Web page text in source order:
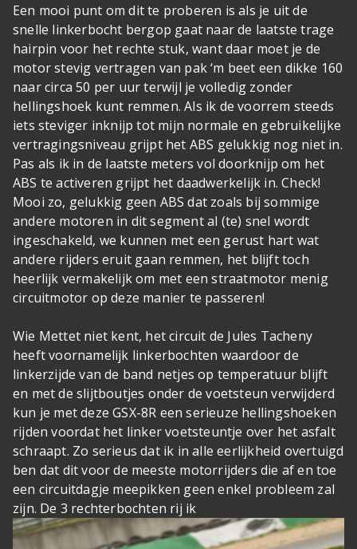
Een mooi punt om dit te proberen is als je uit de
snelle linkerbocht bergop gaat naar de laatste trage
hairpin voor het rechte stuk, want daar moet je de
motor stevig vertragen van pak ‘m beet een dikke 160
naar circa 50 per uur terwijl je volledig zonder
hellingshoek kunt remmen. Als ik de voorrem steeds
iets steviger inknijp tot mijn normale en gebruikelijke
vertragingsniveau grijpt het ABS gelukkig nog niet in.
Pas als ik in de laatste meters vol doorknijp om het
ABS te activeren grijpt het daadwerkelijk in. Check!
Mooi zo, gelukkig geen ABS dat zoals bij sommige
andere motoren in dit segment al (te) snel wordt
ingeschakeld, we kunnen met een gerust hart wat
andere rijders eruit gaan remmen, het blijft toch
heerlijk vermakelijk om met een straatmotor menig
circuitmotor op deze manier te passeren!
Wie Mettet niet kent, het circuit de Jules Tacheny
heeft voornamelijk linkerbochten waardoor de
linkerzijde van de band netjes op temperatuur blijft
en met de slijtboutjes onder de voetsteun verwijderd
kun je met deze GSX-8R een serieuze hellingshoeken
rijden voordat het linker voetsteuntje over het asfalt
schraapt. Zo serieus dat ik in alle eerlijkheid overtuigd
ben dat dit voor de meeste motorrijders die af en toe
een circuitdagje meepikken geen enkel probleem zal
zijn. De 3 rechterbochten rij ik